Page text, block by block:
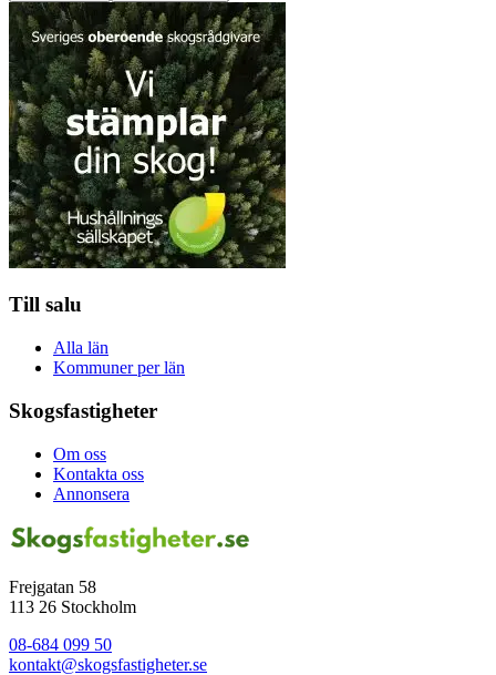
Till salu
Alla län
Kommuner per län
Skogsfastigheter
Om oss
Kontakta oss
Annonsera
Frejgatan 58
113 26 Stockholm
08-684 099 50
kontakt@skogsfastigheter.se